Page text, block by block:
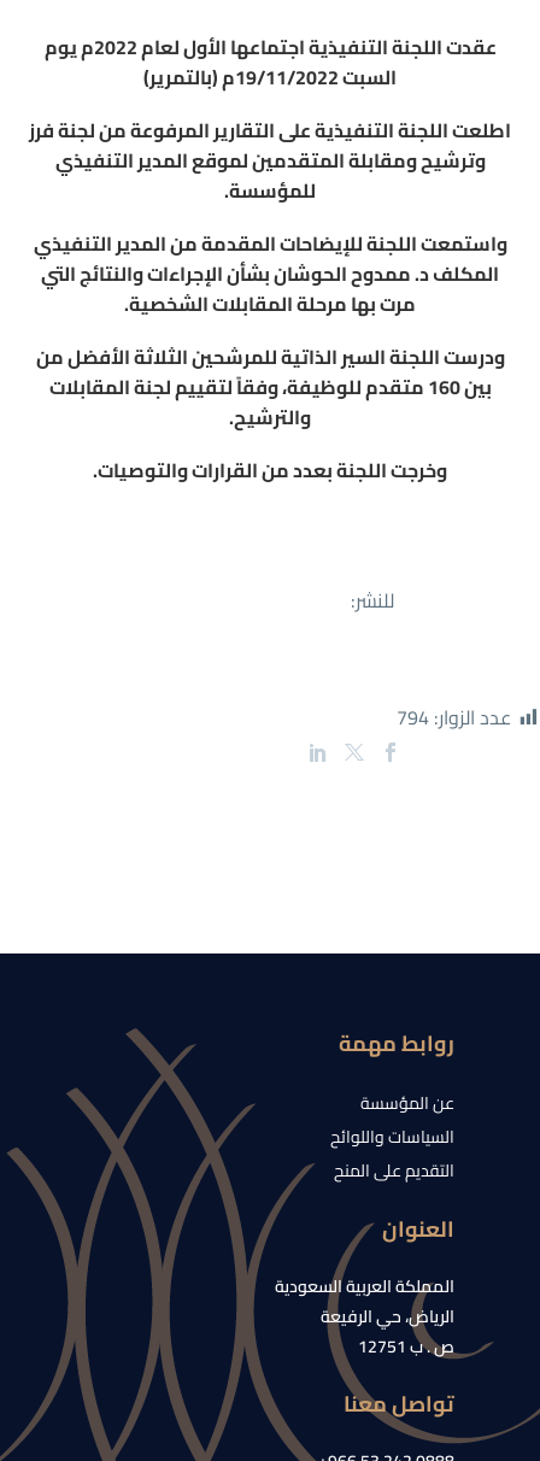
عقدت اللجنة التنفيذية اجتماعها الأول لعام 2022م يوم
السبت 19/11/2022م (بالتمرير)
اطلعت اللجنة التنفيذية على التقارير المرفوعة من لجنة فرز
وترشيح ومقابلة المتقدمين لموقع المدير التنفيذي
للمؤسسة.
واستمعت اللجنة للإيضاحات المقدمة من المدير التنفيذي
المكلف د. ممدوح الحوشان بشأن الإجراءات والنتائج التي
مرت بها مرحلة المقابلات الشخصية.
ودرست اللجنة السير الذاتية للمرشحين الثلاثة الأفضل من
بين 160 متقدم للوظيفة، وفقاً لتقييم لجنة المقابلات
والترشيح.
وخرجت اللجنة بعدد من القرارات والتوصيات.
للنشر:
عدد الزوار:794
روابط مهمة
عن المؤسسة
السياسات واللوائح
التقديم على المنح
العنوان
المملكة العربية السعودية
الرياض، حي الرفيعة
ص . ب 12751
تواصل معنا